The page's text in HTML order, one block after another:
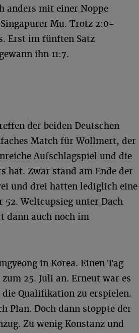
anders mit einer Noppe
Mu. Trotz 2:0-
Erst im fünften Satz
ihn 11:7.
der beiden Deutschen
Match für Wollmert, der
Aufschlagspiel und die
hat. Zwar stand am Ende der
und drei hatten lediglich eine
Weltcupsieg unter Dach
dann auch noch im
in Korea. Einen Tag
25. Juli an. Erneut war es
Qualifikation zu erspielen.
Plan. Doch dann stoppte der
Zu wenig Konstanz und